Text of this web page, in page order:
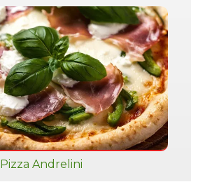
Pizza Andrelini